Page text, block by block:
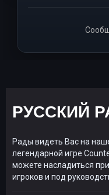
РУССКИЙ
Рады видеть Вас на
легендарной игре
можете насладиться
игроков и под